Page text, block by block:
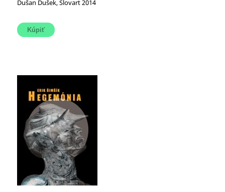
Dušan Dušek, Slovart 2014